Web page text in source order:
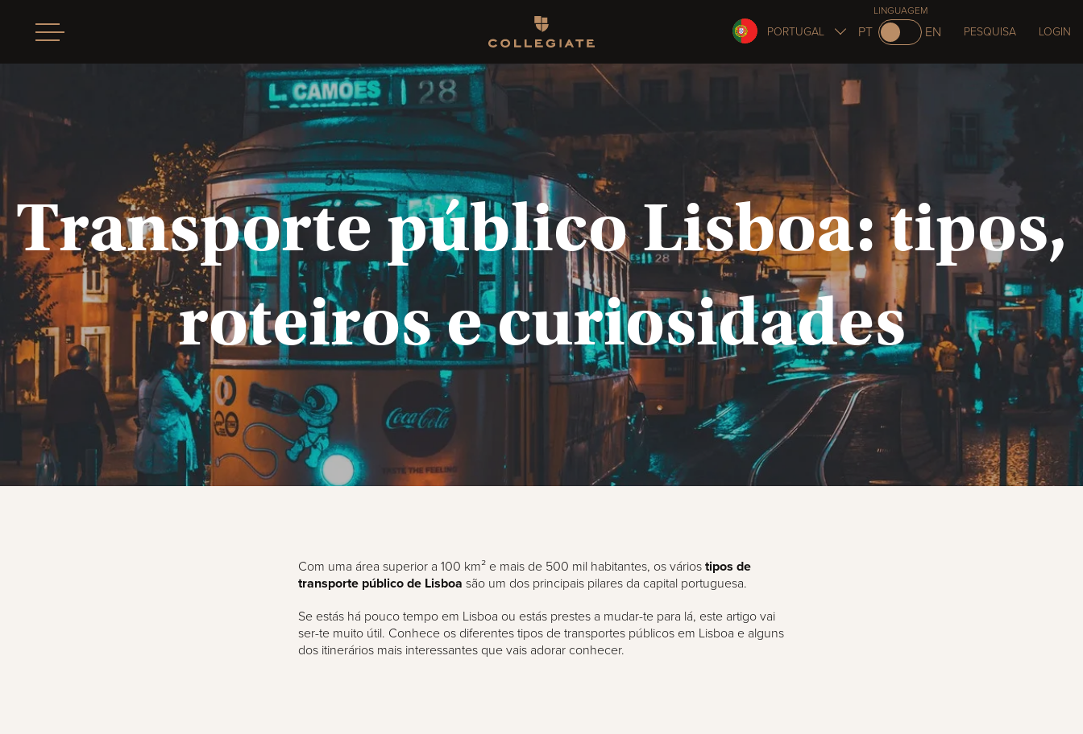
Homepage PORTUGAL PT
LINGUAGEM
EN PESQUISA LOGIN
Transporte público Lisboa: tipos,
roteiros e curiosidades
Com uma área superior a 100 km² e mais de 500 mil habitantes, os vários tipos de
transporte público de Lisboa são um dos principais pilares da capital portuguesa.
Se estás há pouco tempo em Lisboa ou estás prestes a mudar-te para lá, este artigo vai
ser-te muito útil. Conhece os diferentes tipos de transportes públicos em Lisboa e alguns
dos itinerários mais interessantes que vais adorar conhecer.